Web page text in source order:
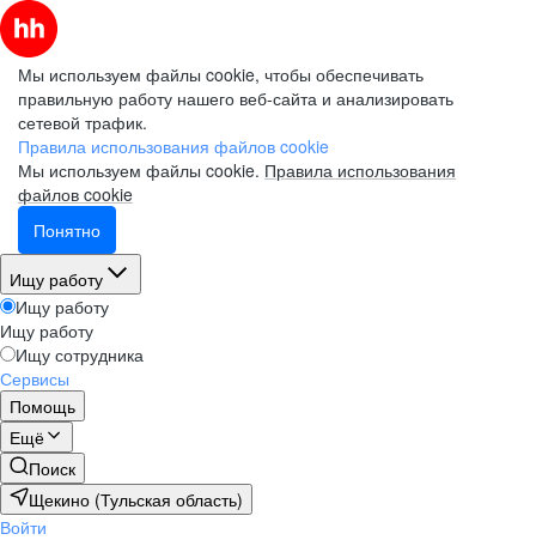
Мы используем файлы cookie, чтобы обеспечивать
правильную работу нашего веб-сайта и анализировать
сетевой трафик.
Правила использования файлов cookie
Мы используем файлы cookie. Правила использования
файлов cookie
Понятно
Ищу работу
Ищу работу
Ищу работу
Ищу сотрудника
Сервисы
Помощь
Ещё
Поиск
Щекино (Тульская область)
Войти